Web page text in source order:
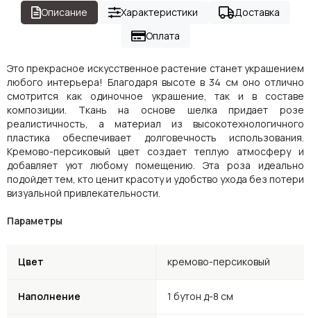
Описание Характеристики
Доставка
Оплата
Это прекрасное искусственное растение станет украшением
любого интерьера! Благодаря высоте в 34 см оно отлично
смотрится как одиночное украшение, так и в составе
композиции. Ткань на основе шелка придает розе
реалистичность, а материал из высокотехнологичного
пластика обеспечивает долговечность использования.
Кремово-персиковый цвет создает теплую атмосферу и
добавляет уют любому помещению. Эта роза идеально
подойдет тем, кто ценит красоту и удобство ухода без потери
визуальной привлекательности.
Параметры
Цвет кремово-персиковый
Наполнение 1 бутон д-8 см